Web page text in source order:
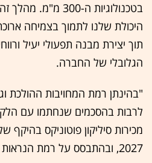
בטכנולוגיות ה-300
היכולת שלנו לתמוך בצמיחה
תוך יצירת מבנה תפעולי יעיל
הגלובלי של החברה.
"בהינתן רמת המחויבות ההולכת
לרבות בהסכמים שנחתמו עם
2027, ובהתבסס על רמת